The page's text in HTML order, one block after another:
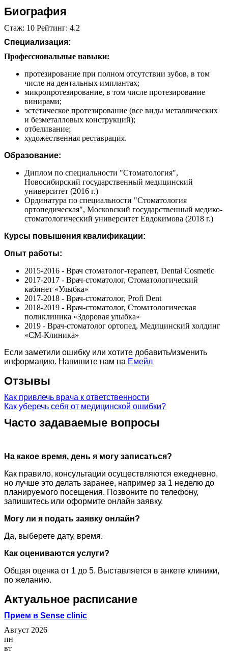
Биография
Стаж: 10 Рейтинг: 4.2
Специализация:
Профессиональные навыки:
протезирование при полном отсутствии зубов, в том
числе на дентальных имплантах;
микропротезирование, в том числе протезирование
винирами;
эстетическое протезирование (все виды металлических
и безметалловых конструкций);
отбеливание;
художественная реставрация.
Образование:
Диплом по специальности "Стоматология",
Новосибирский государственный медицинский
университет (2016 г.)
Ординатура по специальности "Стоматология
ортопедическая", Московский государственный медико-
стоматологический университет Евдокимова (2018 г.)
Курсы повышения квалификации:
Опыт работы:
2015-2016 - Врач стоматолог-терапевт, Dental Cosmetic
2017-2017 - Врач-стоматолог, Стоматологический
кабинет «Улыбка»
2017-2018 - Врач-стоматолог, Profi Dent
2018-2019 - Врач-стоматолог, Стоматологическая
поликлиника «Здоровая улыбка»
2019 - Врач-стоматолог ортопед, Медицинский холдинг
«СМ-Клиника»
Если заметили ошибку или хотите добавить/изменить
информацию. Напишите нам на Емейл
Отзывы
Как привлечь врача к ответственности
Как уберечь себя от медицинской ошибки?
Часто задаваемые вопросы
На какое время, день я могу записаться?
Как правило, консультации осуществляются ежедневно,
но лучше это делать заранее, например за 1 неделю до
планируемого посещения. Позвоните по телефону,
запишитесь или оформите онлайн заявку.
Могу ли я подать заявку онлайн?
Да, выберете дату, время.
Как оцениваются услуги?
Общая оценка от 1 до 5. Выставляется в анкете клиники,
по желанию.
Актуальное расписание
Прием в Sense clinic
Август 2026
пн
вт